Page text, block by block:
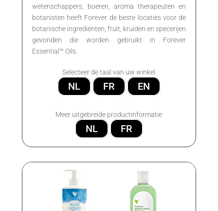
wetenschappers, boeren, aroma therapeuten en
botanisten heeft Forever de beste locaties voor de
botanische ingrediënten, fruit, kruiden en specerijen
gevonden die worden gebruikt in Forever
Essential™ Oils.
Selecteer de taal van uw winkel
NL FR EN
Meer uitgebreide productinformatie
NL FR